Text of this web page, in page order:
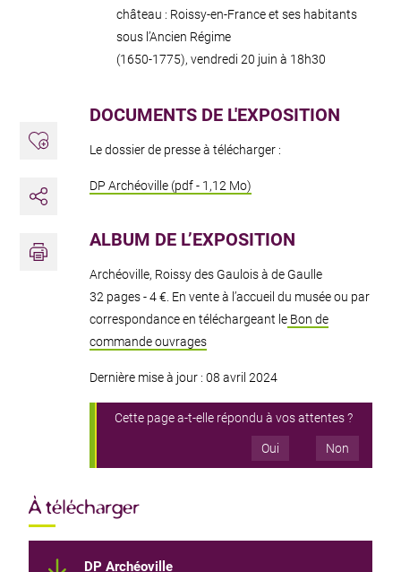
Ajouter aux favoris
Partager
château : Roissy-en-France et ses habitants
sous l’Ancien Régime
(1650-1775), vendredi 20 juin à 18h30
DOCUMENTS DE L'EXPOSITION
Le dossier de presse à télécharger :
DP Archéoville (pdf - 1,12 Mo)
ALBUM DE L’EXPOSITION
Archéoville, Roissy des Gaulois à de Gaulle
32 pages - 4 €. En vente à l’accueil du musée ou par
correspondance en téléchargeant leBon de
commande ouvrages
Dernière mise à jour : 08 avril 2024
Cette page a-t-elle répondu à vos attentes ?
Non
Oui
À télécharger
DP Archéoville